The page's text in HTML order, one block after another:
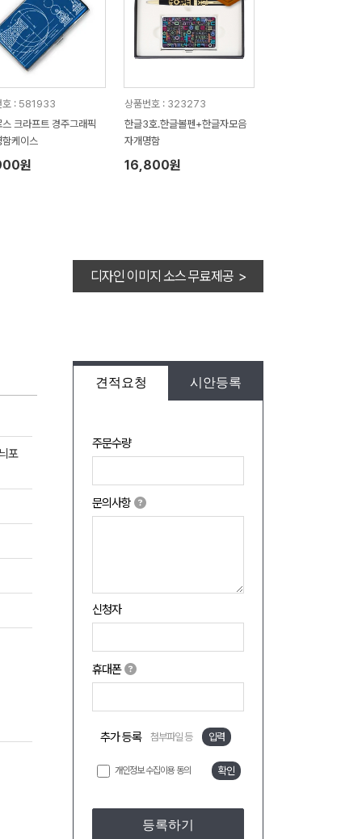
호 : 581933
크라프트 경주그래픽
함케이스
원
상품번호 : 323273
한글3호.한글볼펜+한글자모음
자개명함
16,800원
디자인 이미지 소스 무료제공 >
견적요청 시안등록
주문수량
문의사항
신청자
휴대폰
추가 등록 첨부파일 등 입력
개인정보 수집이용 동의 확인
등록하기
포